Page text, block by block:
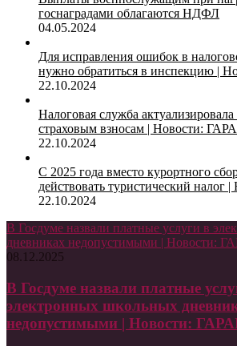
госнаградами облагаются НДФЛ
04.05.2024
Для исправления ошибок в
нужно обратиться в инспекцию |
22.10.2024
Налоговая служба
страховым взносам | Новости:
22.10.2024
С 2025 года вместо курортного
действовать туристический
22.10.2024
В Госдуме назвали платные услуги в
дневниках недопустимыми | Новости:
08.12.2025
В Госдуме назвали платные
электронных школьных
недопустимыми | Новости: